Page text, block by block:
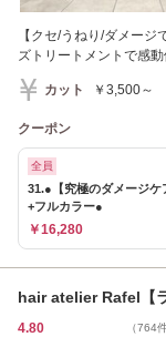
【クセ/うねり/ダメー
ズトリートメントで感動
カット ￥3,500～
クーポン
全員
31.●【究極のダメージケ
+フルカラー●
￥16,280
hair atelier Rafel【
4.80 （764件